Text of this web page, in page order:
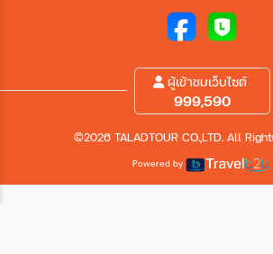
ผู้เข้าชมเว็บไซต์
999,590
©2026 TALADTOUR CO.,LTD. All
Powered by